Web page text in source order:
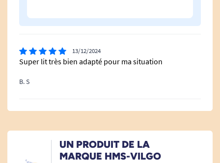
par mail après le passage de la commande. Si
vous choisissez d'ajouter une potence d'angle et
Hauteur Minimale 29 cm
Hauteur Maximale
13/12/2024
Super lit très bien adapté pour ma situation
B. S
UN PRODUIT DE LA
MARQUE HMS-VILGO